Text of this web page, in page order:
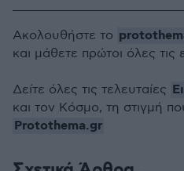
Ακολουθήστε το
και μάθετε πρώτοι όλες τις
Δείτε όλες τις τελευταίες
και τον Κόσμο, τη στιγμή
Protothema.gr